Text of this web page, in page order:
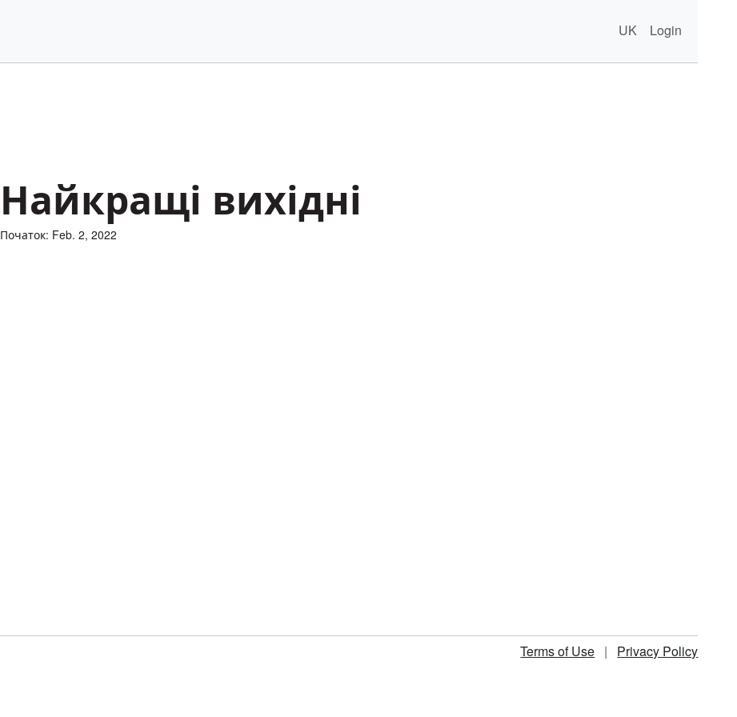
UK Login
Найкращі вихідні
Початок: Feb. 2, 2022
Terms of Use | Privacy Policy